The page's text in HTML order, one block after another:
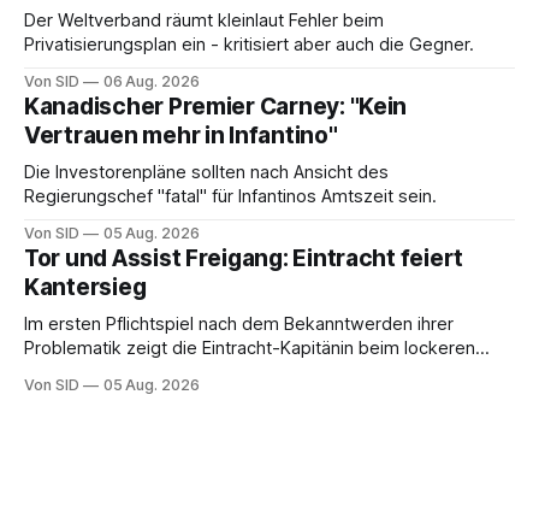
Der Weltverband räumt kleinlaut Fehler beim
Privatisierungsplan ein - kritisiert aber auch die Gegner.
Von SID 06 Aug. 2026
Kanadischer Premier Carney: "Kein
Vertrauen mehr in Infantino"
Die Investorenpläne sollten nach Ansicht des
Regierungschef "fatal" für Infantinos Amtszeit sein.
Von SID 05 Aug. 2026
Tor und Assist Freigang: Eintracht feiert
Kantersieg
Im ersten Pflichtspiel nach dem Bekanntwerden ihrer
Problematik zeigt die Eintracht-Kapitänin beim lockeren
Von SID 05 Aug. 2026